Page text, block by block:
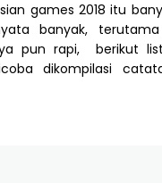
games 2018 itu
banyak,
pun rapi, berikut
dikompilasi